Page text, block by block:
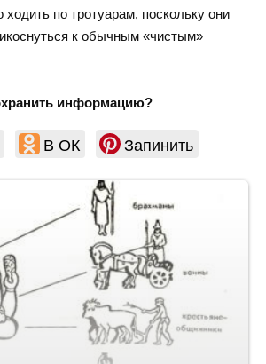
по тротуарам, поскольку они
к обычным «чистым»
информацию?
В ОК Запинить